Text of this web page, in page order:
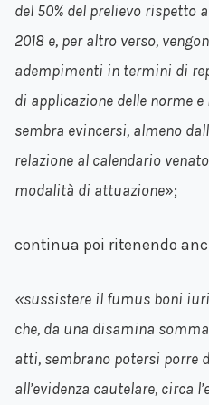
del 50% del prelievo rispetto
2018 e, per altro verso,
adempimenti in termini di
di applicazione delle norme
sembra evincersi, almeno
relazione al calendario
modalità di attuazione»;
continua poi ritenendo
«sussistere il fumus boni
che, da una disamina
atti, sembrano potersi porre
all’evidenza cautelare, circa